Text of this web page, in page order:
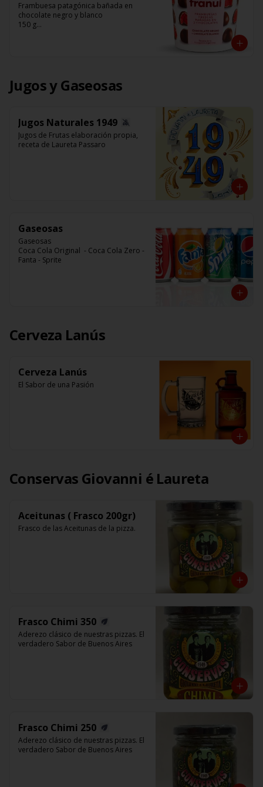
Frambuesa patagónica bañada en
chocolate negro y blanco
150 g
Jugos y Gaseosas
Jugos Naturales 1949
Jugos de Frutas elaboración propia,
receta de Laureta Passaro
Gaseosas
Gaseosas
Coca Cola Original  - Coca Cola Zero -
Fanta - Sprite
Cerveza Lanús
Cerveza Lanús
El Sabor de una Pasión
Conservas Giovanni é Laureta
Aceitunas ( Frasco 200gr)
Frasco de las Aceitunas de la pizza.
Frasco Chimi 350
Aderezo clásico de nuestras pizzas. El
verdadero Sabor de Buenos Aires
Frasco Chimi 250
Aderezo clásico de nuestras pizzas. El
verdadero Sabor de Buenos Aires